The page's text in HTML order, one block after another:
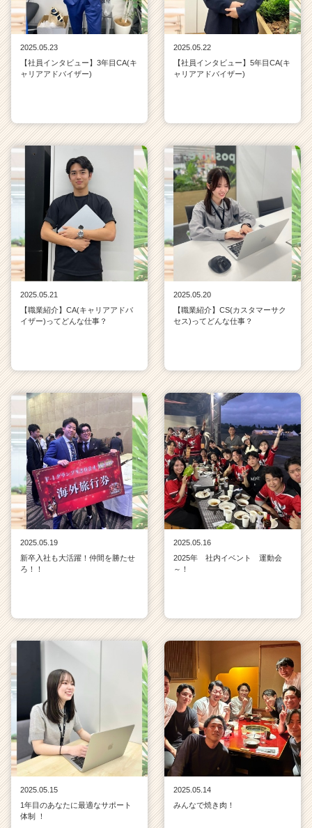
2025.05.23
【社員インタビュー】3年目CA(キ
ャリアアドバイザー)
2025.05.22
【社員インタビュー】5年目CA(キ
ャリアアドバイザー)
2025.05.21
【職業紹介】CA(キャリアアドバ
イザー)ってどんな仕事？
2025.05.20
【職業紹介】CS(カスタマーサク
セス)ってどんな仕事？
2025.05.19
新卒入社も大活躍！仲間を勝たせ
ろ！！
2025.05.16
2025年 社内イベント 運動会
～！
2025.05.15
1年目のあなたに最適なサポート
体制 ！
2025.05.14
みんなで焼き肉！